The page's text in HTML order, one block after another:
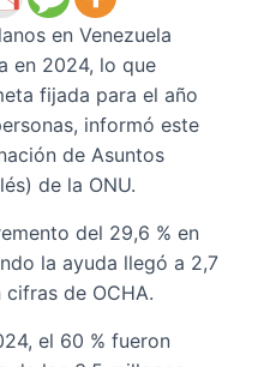
en Venezuela
en 2024, lo que
fijada para el año
informó este
de Asuntos
de la ONU.
del 29,6 % en
la ayuda llegó a 2,7
de OCHA.
el 60 % fueron